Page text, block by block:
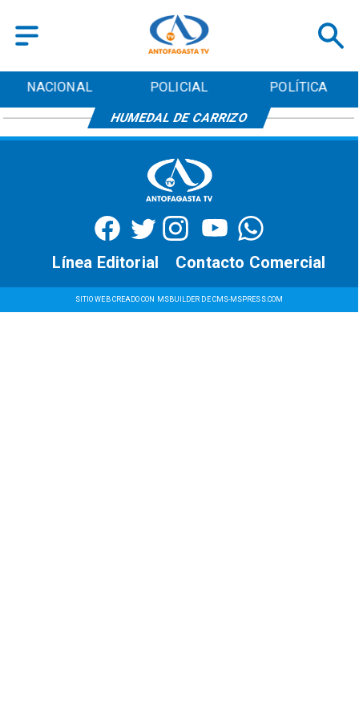
NACIONAL POLICIAL POLÍTICA
HUMEDAL DE CARRIZO
SITIO WEB CREADO CON MSBUILDER DE CMS-MSPRESS.COM
Contacto Comercial
Línea Editorial